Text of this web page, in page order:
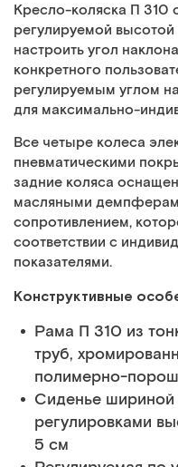
Кресло-коляска П 310
регулируемой высотой
настроить угол
конкретного
регулируемым углом
для максимально-
Все четыре колеса
пневматическими
задние коляса
масляными
сопротивлением,
соответствии с
показателями.
Конструктивные
Рама П 310 из
труб,
полимерно-
Сиденье
регулировками
5 см